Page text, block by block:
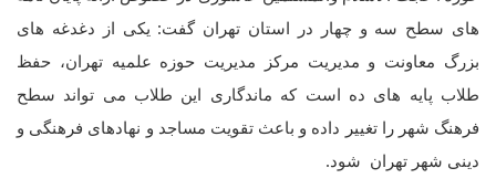
های سطح سه و چهار در استان تهران گفت: یکی از دغدغه های
بزرگ معاونت و مدیریت مرکز مدیریت حوزه علمیه تهران، حفظ
طلاب پایه های ده است که ماندگاری این طلاب می تواند سطح
فرهنگ شهر را تغییر داده و باعث تقویت مساجد و نهادهای فرهنگی و
دینی شهر تهران شود.